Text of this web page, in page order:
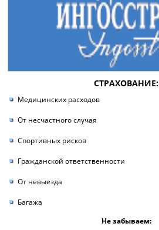
СТРАХОВАНИЕ:
Медицинских расходов
От несчастного случая
Спортивных рисков
Гражданской ответственности
От невыезда
Багажа
Не забываем: